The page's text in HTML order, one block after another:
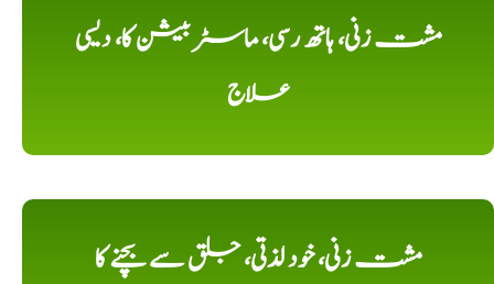
مشت زنی، ہاتھ رسی، ماسٹر بیشن کا، دیسی
علاج
مشت زنی، خود لذتی، جلق سے بچنے کا